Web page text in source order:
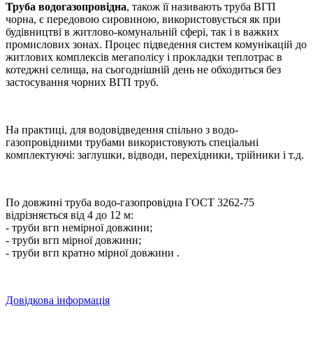
Труба водогазопровідна, також її називають труба ВГП
чорна, є передовою сировиною, використовується як при
будівництві в житлово-комунальній сфері, так і в важких
промислових зонах. Процес підведення систем комунікацій до
житлових комплексів мегаполісу і прокладки теплотрас в
котеджні селища, на сьогоднішній день не обходиться без
застосування чорних ВГП труб.
На практиці, для водовідведення спільно з водо-
газопровідними трубами використовують спеціальні
комплектуючі: заглушки, відводи, перехідники, трійники і т.д.
По довжині труба водо-газопровідна ГОСТ 3262-75
відрізняється від 4 до 12 м:
- труби вгп немірної довжини;
- труби вгп мірної довжини;
- труби вгп кратно мірної довжини .
Довідкова інформація